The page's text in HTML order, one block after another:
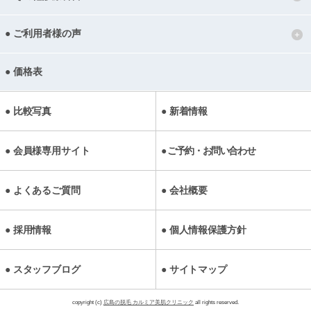
ご利用者様の声
価格表
比較写真
会員様専用サイト
よくあるご質問
採用情報
スタッフブログ
新着情報
ご予約・お問い合わせ
会社概要
個人情報保護方針
サイトマップ
copyright (c) 広島の脱毛 カルミア美肌クリニック all rights reserved.